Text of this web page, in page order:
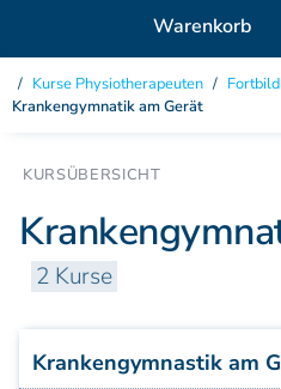
Warenkorb
KURSE ÄRZTE
Grundkurs Modul 3
Grundkurs Modul 4
Aufbaukurs Modul 5
Aufbaukurs Modul 8
Kurse Physiotherapeuten /
Krankengymnatik am Gerät
2 Kurse
Krankengymnastik am